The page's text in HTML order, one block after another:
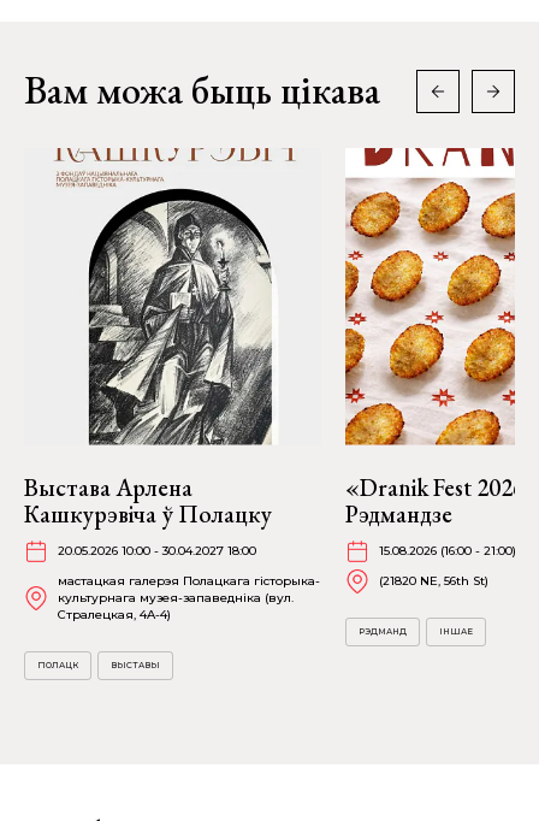
Вам можа быць цікава
Выстава Арлена
Кашкурэвіча ў Полацку
20.05.2026 10:00 - 30.04.2027 18:00
мастацкая галерэя Полацкага гісторыка-
культурнага музея-запаведніка (вул.
Стралецкая, 4A-4)
ПОЛАЦК ВЫСТАВЫ
«Dranik Fest
Рэдмандзе
15.08.2026 (16:00 - 21:00)
(21820 NE, 56th St)
РЭДМАНД ІНШАЕ